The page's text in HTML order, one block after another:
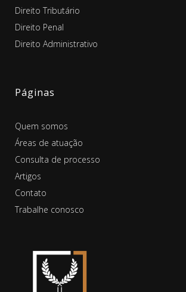
Direito Tributário
Direito Penal
Direito Administrativo
Páginas
Quem somos
Áreas de atuação
Consulta de processo
Artigos
Contato
Trabalhe conosco